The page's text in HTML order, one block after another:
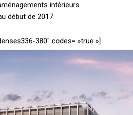
intérieurs.
début de 2017.
380″ codes= »true »]